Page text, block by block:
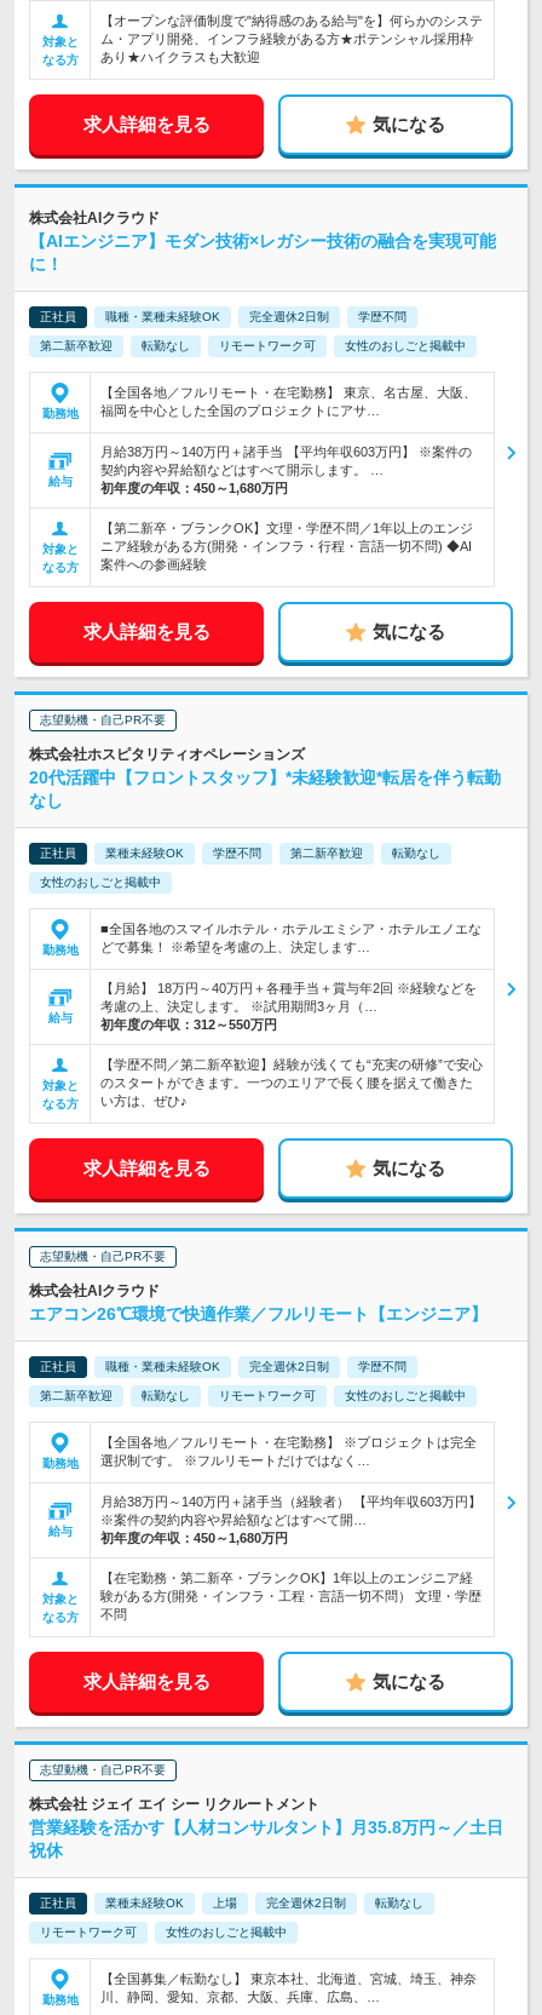
対象と
なる方
【オープンな評価制度で"納得感のある給与"を】何らかのシステ
ム・アプリ開発、インフラ経験がある方★ポテンシャル採用枠
あり★ハイクラスも大歓迎
求人詳細を見る 気になる
株式会社AIクラウド
【AIエンジニア】モダン技術×レガシー技術の融合を実現可能
に！
正社員 職種・業種未経験OK 完全週休2日制 学歴不問
第二新卒歓迎 転勤なし リモートワーク可 女性のおしごと掲載中
勤務地
【全国各地／フルリモート・在宅勤務】 東京、名古屋、大阪、
福岡を中心とした全国のプロジェクトにアサ…
給与
月給38万円～140万円＋諸手当 【平均年収603万円】 ※案件の
契約内容や昇給額などはすべて開示します。 …
初年度の年収： 450～1,680万円
対象と
なる方
【第二新卒・ブランクOK】文理・学歴不問／1年以上のエンジ
ニア経験がある方(開発・インフラ・行程・言語一切不問) ◆AI
案件への参画経験
求人詳細を見る 気になる
志望動機・自己PR不要
株式会社ホスピタリティオペレーションズ
20代活躍中【フロントスタッフ】*未経験歓迎*転居を伴う転勤
なし
正社員 業種未経験OK 学歴不問 第二新卒歓迎 転勤なし
女性のおしごと掲載中
勤務地
■全国各地のスマイルホテル・ホテルエミシア・ホテルエノエな
どで募集！ ※希望を考慮の上、決定します…
給与
【月給】 18万円～40万円＋各種手当＋賞与年2回 ※経験などを
考慮の上、決定します。 ※試用期間3ヶ月（…
初年度の年収： 312～550万円
対象と
なる方
【学歴不問／第二新卒歓迎】経験が浅くても“充実の研修”で安心
のスタートができます。一つのエリアで長く腰を据えて働きた
い方は、ぜひ♪
求人詳細を見る 気になる
志望動機・自己PR不要
株式会社AIクラウド
エアコン26℃環境で快適作業／フルリモート【エンジニア】
正社員 職種・業種未経験OK 完全週休2日制 学歴不問
第二新卒歓迎 転勤なし リモートワーク可 女性のおしごと掲載中
勤務地
【全国各地／フルリモート・在宅勤務】 ※プロジェクトは完全
選択制です。 ※フルリモートだけではなく…
給与
月給38万円～140万円＋諸手当（経験者） 【平均年収603万円】
※案件の契約内容や昇給額などはすべて開…
初年度の年収： 450～1,680万円
対象と
なる方
【在宅勤務・第二新卒・ブランクOK】1年以上のエンジニア経
験がある方(開発・インフラ・工程・言語一切不問） 文理・学歴
不問
求人詳細を見る 気になる
志望動機・自己PR不要
株式会社 ジェイ エイ シー リクルートメント
営業経験を活かす【人材コンサルタント】月35.8万円～／土日
祝休
正社員 業種未経験OK 上場 完全週休2日制 転勤なし
リモートワーク可 女性のおしごと掲載中
勤務地
【全国募集／転勤なし】 東京本社、北海道、宮城、埼玉、神奈
川、静岡、愛知、京都、大阪、兵庫、広島、…